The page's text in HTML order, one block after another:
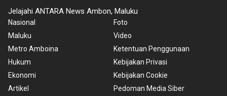
Jelajahi ANTARA News Ambon, Maluku
Nasional
Maluku
Metro Amboina
Hukum
Ekonomi
Artikel
Foto
Video
Ketentuan Penggunaan
Kebijakan Privasi
Kebijakan Cookie
Pedoman Media Siber